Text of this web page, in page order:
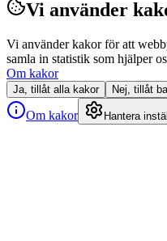
Vi använder
Vi använder kakor för att
samla in statistik som hjälper
Om kakor
Ja, tillåt alla kakor Nej, tillåt
Om kakor Hantera